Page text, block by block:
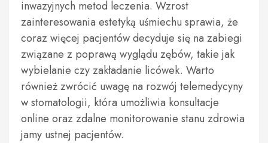
inwazyjnych metod leczenia. Wzrost
zainteresowania estetyką uśmiechu sprawia, że
coraz więcej pacjentów decyduje się na zabiegi
związane z poprawą wyglądu zębów, takie jak
wybielanie czy zakładanie licówek. Warto
również zwrócić uwagę na rozwój telemedycyny
w stomatologii, która umożliwia konsultacje
online oraz zdalne monitorowanie stanu zdrowia
jamy ustnej pacjentów.